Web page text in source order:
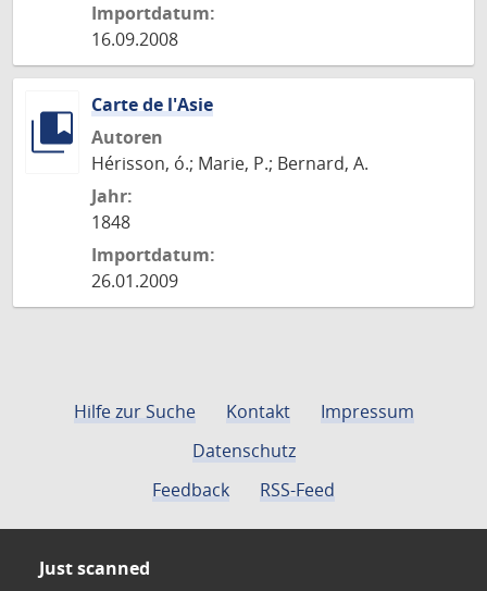
Importdatum:
16.09.2008
Carte de l'Asie
Autoren
Hérisson, ó.; Marie, P.; Bernard, A.
Jahr:
1848
Importdatum:
26.01.2009
Hilfe zur Suche Kontakt
Impressum
Datenschutz
Feedback
RSS-Feed
Just scanned